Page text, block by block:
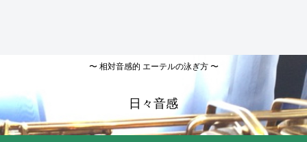
〜 相対音感的 エーテルの泳ぎ方 〜
日々音感